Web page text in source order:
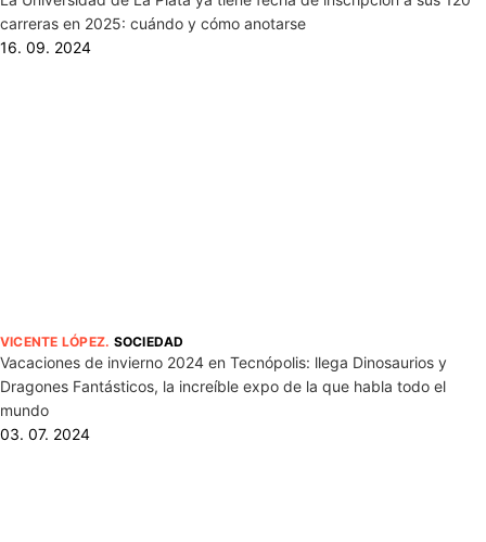
carreras en 2025: cuándo y cómo anotarse
16. 09. 2024
VICENTE LÓPEZ. SOCIEDAD
Vacaciones de invierno 2024 en Tecnópolis: llega Dinosaurios y
Dragones Fantásticos, la increíble expo de la que habla todo el
mundo
03. 07. 2024